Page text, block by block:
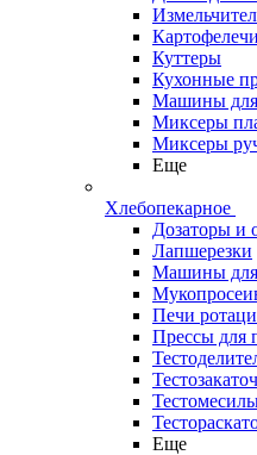
Куттеры
Кухонные
Машины для
Миксеры
Миксеры
Еще
Хлебопекарное
Дозаторы и
Лапшерезки
Машины
Печи
Прессы для
Еще